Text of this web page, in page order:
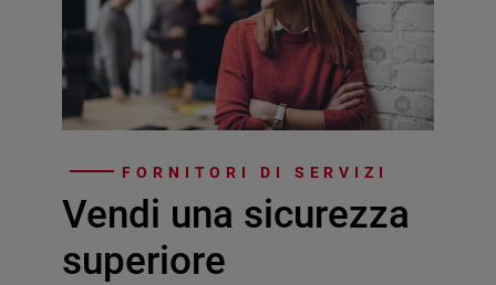
FORNITORI DI SERVIZI
Vendi una sicurezza
superiore